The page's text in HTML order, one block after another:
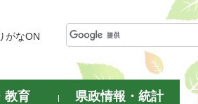
がなON
教育 県政情報・統計